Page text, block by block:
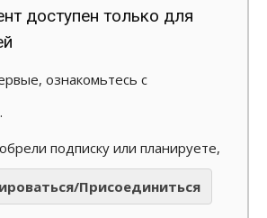
доступен только для
ознакомьтесь с
.
подписку или планируете,
Присоединиться